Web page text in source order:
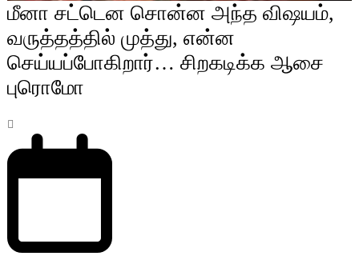
மீனா சட்டென சொன்ன அந்த விஷயம்,
வருத்தத்தில் முத்து, என்ன
செய்யப்போகிறார்… சிறகடிக்க ஆசை
புரொமோ